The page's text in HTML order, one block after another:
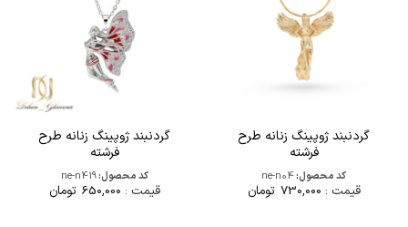
گردنبند ژوپینگ زنانه طرح
فرشته
کد محصول:ne-n04
قیمت : 730,000 تومان
گردنبند ژوپینگ زنانه طرح
فرشته
کد محصول:ne-n419
قیمت : 650,000 تومان